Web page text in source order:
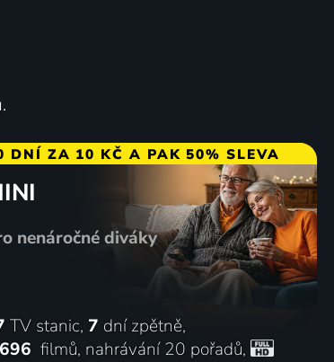
71%
DNÍ ZA 10 KČ A PAK 50% SLEVA
nenáročné diváky
TV stanic, 7 dní zpětně,
filmů, nahrávání 20 pořadů,